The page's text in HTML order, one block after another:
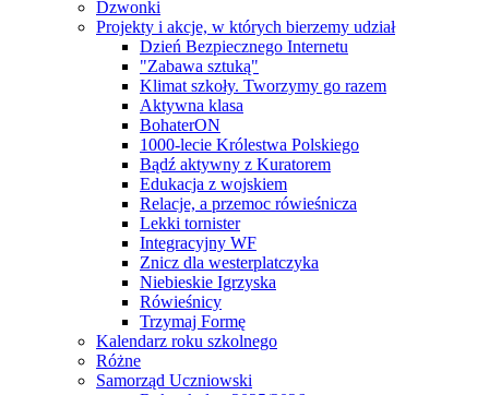
Dzwonki
Projekty i akcje, w których bierzemy udział
Dzień Bezpiecznego Internetu
"Zabawa sztuką"
Klimat szkoły. Tworzymy go razem
Aktywna klasa
BohaterON
1000-lecie Królestwa Polskiego
Bądź aktywny z Kuratorem
Edukacja z wojskiem
Relacje, a przemoc rówieśnicza
Lekki tornister
Integracyjny WF
Znicz dla westerplatczyka
Niebieskie Igrzyska
Rówieśnicy
Trzymaj Formę
Kalendarz roku szkolnego
Różne
Samorząd Uczniowski